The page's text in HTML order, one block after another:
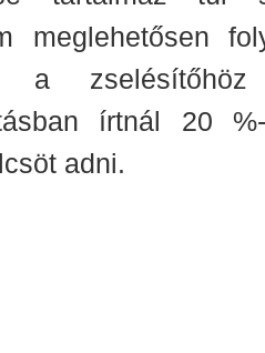
meglehetősen
a
írtnál 20
adni.